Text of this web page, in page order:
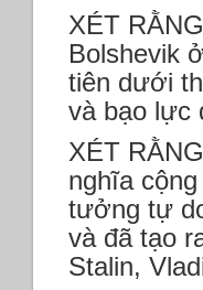
XÉT
Bolshevik
tiên dưới
và bạo lực
XÉT
nghĩa
tưởng tự
và đã tạo
Stalin,